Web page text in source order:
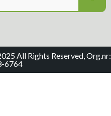
All Rights Reserved, Org.nr:
6764